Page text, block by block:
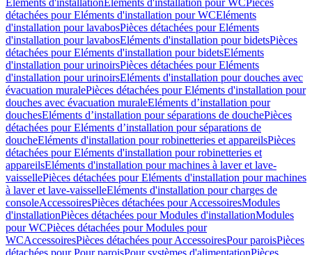
Eléments d'installationEléments d'installation pour WCPièces
détachées pour Eléments d'installation pour WCEléments
d'installation pour lavabosPièces détachées pour Eléments
d'installation pour lavabosEléments d'installation pour bidetsPièces
détachées pour Eléments d'installation pour bidetsEléments
d'installation pour urinoirsPièces détachées pour Eléments
d'installation pour urinoirsEléments d'installation pour douches avec
évacuation muralePièces détachées pour Eléments d'installation pour
douches avec évacuation muraleEléments d’installation pour
douchesEléments d’installation pour séparations de douchePièces
détachées pour Eléments d’installation pour séparations de
doucheEléments d'installation pour robinetteries et appareilsPièces
détachées pour Eléments d'installation pour robinetteries et
appareilsEléments d'installation pour machines à laver et lave-
vaissellePièces détachées pour Eléments d'installation pour machines
à laver et lave-vaisselleEléments d'installation pour charges de
consoleAccessoiresPièces détachées pour AccessoiresModules
d'installationPièces détachées pour Modules d'installationModules
pour WCPièces détachées pour Modules pour
WCAccessoiresPièces détachées pour AccessoiresPour paroisPièces
détachées pour Pour paroisPour systèmes d'alimentationPièces